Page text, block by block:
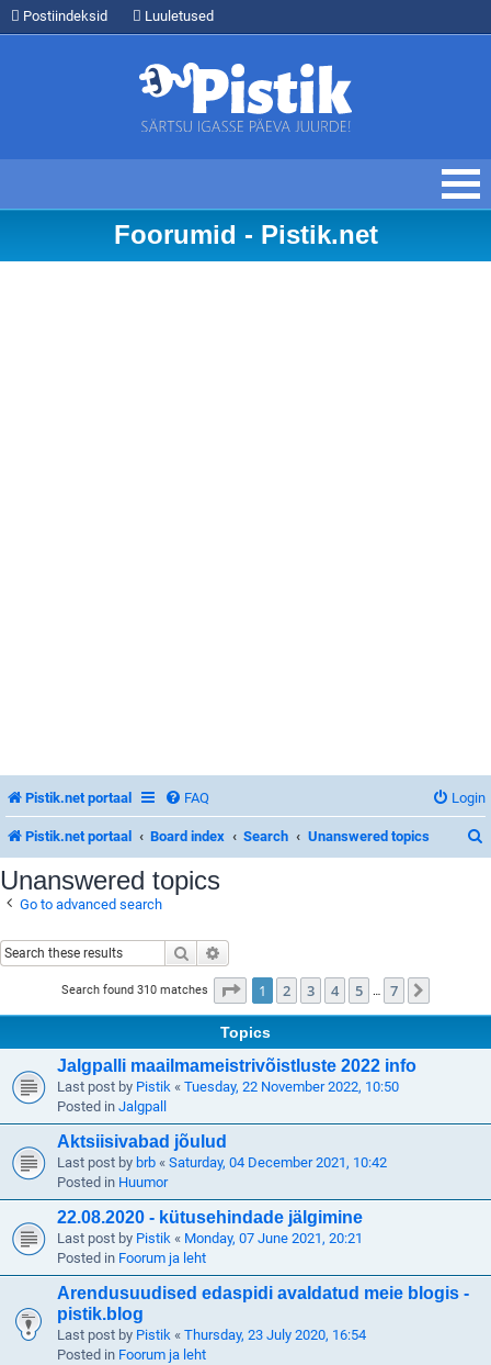
Postiindeksid Luuletused
Foorumid - Pistik.net
Pistik.net portaal FAQ Login
Pistik.net portaal Board index Search Unanswered topics
Unanswered topics
Go to advanced search
Search
Search found 310 matches Page 1of 7
1 2 3 4 5 … 7
Topics
Jalgpalli maailmameistrivõistluste 2022 info
Last post by Pistik « Tuesday, 22 November 2022, 10:50
Posted in Jalgpall
Aktsiisivabad jõulud
Last post by brb « Saturday, 04 December 2021, 10:42
Posted in Huumor
22.08.2020 - kütusehindade jälgimine
Last post by Pistik « Monday, 07 June 2021, 20:21
Posted in Foorum ja leht
Arendusuudised edaspidi avaldatud meie blogis -
pistik.blog
Last post by Pistik « Thursday, 23 July 2020, 16:54
Posted in Foorum ja leht